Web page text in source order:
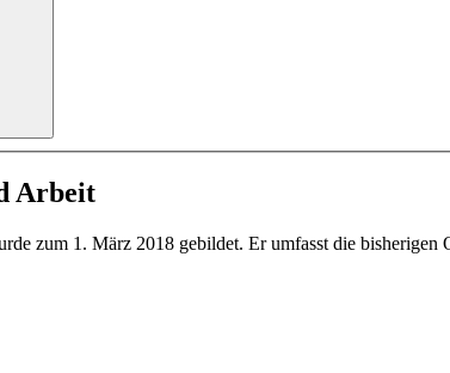
Arbeit
zum 1. März 2018 gebildet. Er umfasst die